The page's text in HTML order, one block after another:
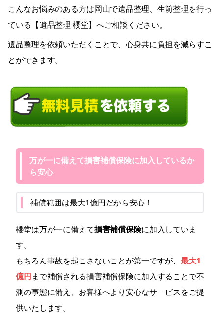
こんなお悩みのある方は岡山で遺品整理、生前整理を行っ
ている【遺品整理 櫻堂】へご相談ください。
遺品整理を依頼いただくことで、心身共に負担を減らすこ
とができます。
万が一に備えて損害補償保険に加入しているか
ら安心
補償範囲は最大1億円だから安心！
櫻堂は万が一に備えて損害補償保険に加入していま
す。
もちろん事故を起こさないことが第一ですが、 最大1
億円まで補償される損害補償保険に加入することで不
測の事態に備え、お客様へより安心なサービスをご提
供いたします。